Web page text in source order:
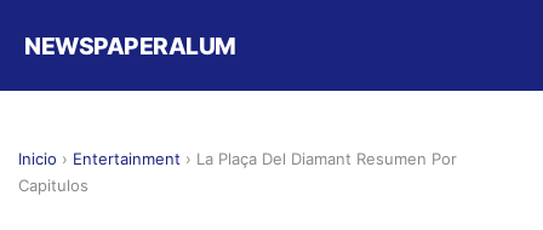
NEWSPAPERALUM
Inicio › Entertainment › La Plaça Del Diamant Resumen Por
Capitulos